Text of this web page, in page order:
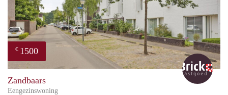
€ 1500
Brick
Zandbaars
Eengezinswoning